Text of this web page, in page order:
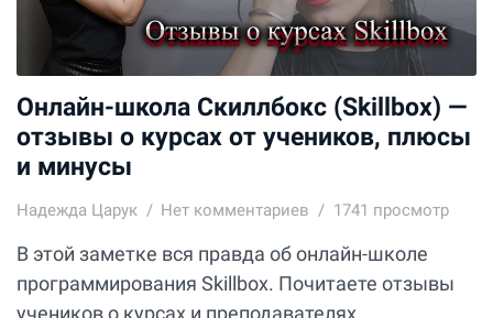
Онлайн-школа Скиллбокс (Skillbox) —
отзывы о курсах от учеников, плюсы
и минусы
Надежда Царук Нет комментариев 1741 просмотр
В этой заметке вся правда об онлайн-школе
программирования Skillbox. Почитаете отзывы
учеников о курсах и преподавателях.